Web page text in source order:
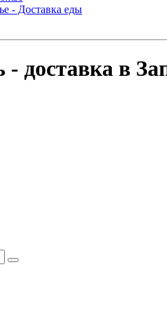
- Доставка еды
доставка в